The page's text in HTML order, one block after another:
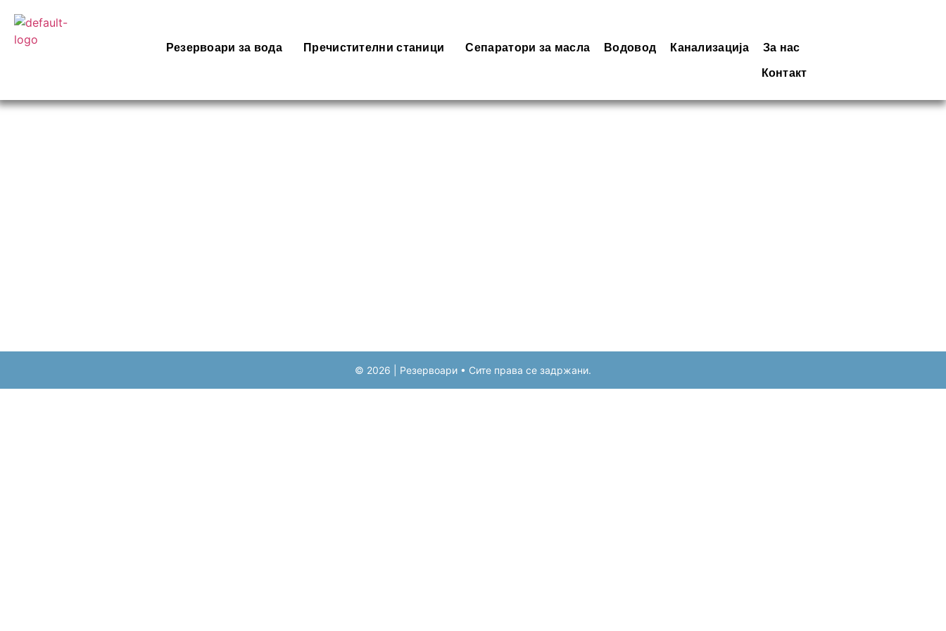
Резервоари за вода Пречистителни станици Сепаратори за масла Водовод Канализација За нас
Контакт
© 2026 | Резервоари • Сите права се задржани.